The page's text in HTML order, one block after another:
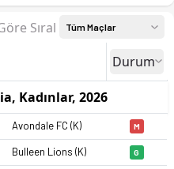
Sırala Tüm Maçlar
Durum
Kadınlar, 2026
Avondale FC (K) M
Bulleen Lions (K) G